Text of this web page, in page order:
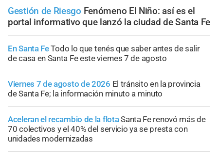
Gestión de Riesgo Fenómeno El Niño: así es el
portal informativo que lanzó la ciudad de Santa Fe
En Santa FeTodo lo que tenés que saber antes de salir
de casa en Santa Fe este viernes 7 de agosto
Viernes 7 de agosto de 2026 El tránsito en la provincia
de Santa Fe; la información minuto a minuto
Aceleran el recambio de la flotaSanta Fe renovó más de
70 colectivos y el 40% del servicio ya se presta con
unidades modernizadas